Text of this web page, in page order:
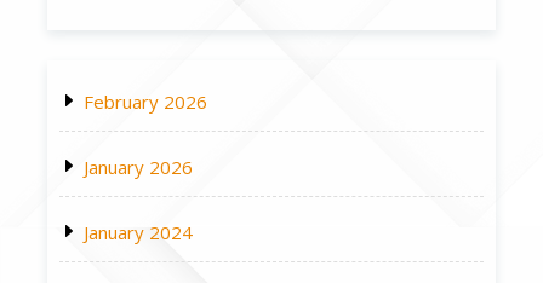
February 2026
January 2026
January 2024